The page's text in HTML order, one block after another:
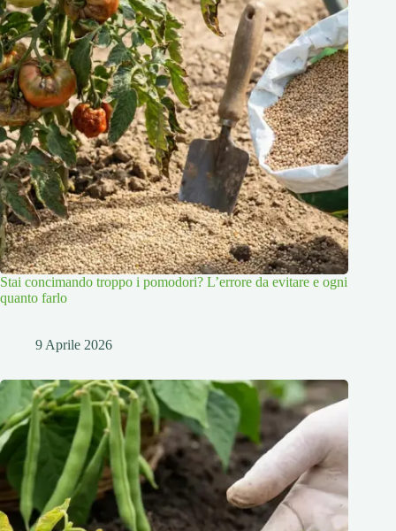
Stai concimando troppo i pomodori? L’errore da evitare e ogni
quanto farlo
9 Aprile 2026